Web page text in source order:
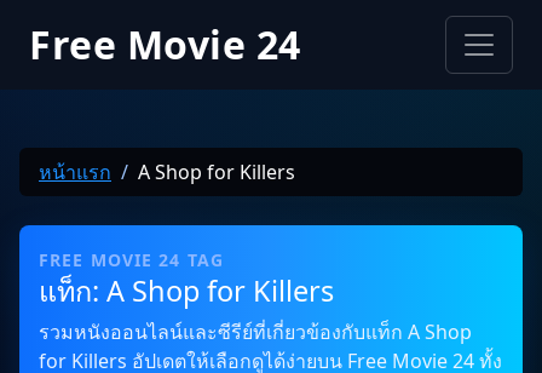
Free Movie 24
หน้าแรก A Shop for Killers
FREE MOVIE 24 TAG
แท็ก: A Shop for Killers
รวมหนังออนไลน์และซีรีย์ที่เกี่ยวข้องกับแท็ก A Shop
for Killers อัปเดตให้เลือกดูได้ง่ายบน Free Movie 24 ทั้ง